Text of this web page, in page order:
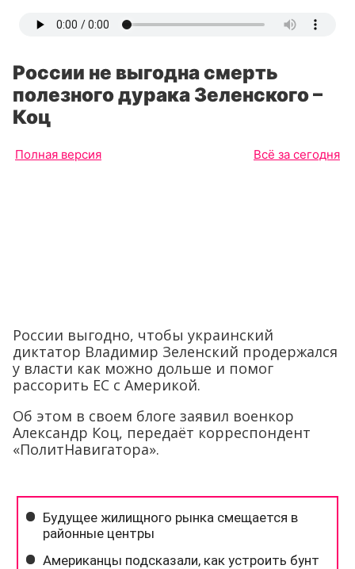
России не выгодна смерть
полезного дурака Зеленского –
Коц
Полная версия Всё за сегодня
России выгодно, чтобы украинский
диктатор Владимир Зеленский продержался
у власти как можно дольше и помог
рассорить ЕС с Америкой.
Об этом в своем блоге заявил военкор
Александр Коц, передаёт корреспондент
«ПолитНавигатора».